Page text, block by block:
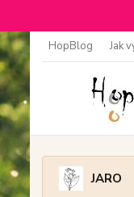
HopBlog Jak
JARO